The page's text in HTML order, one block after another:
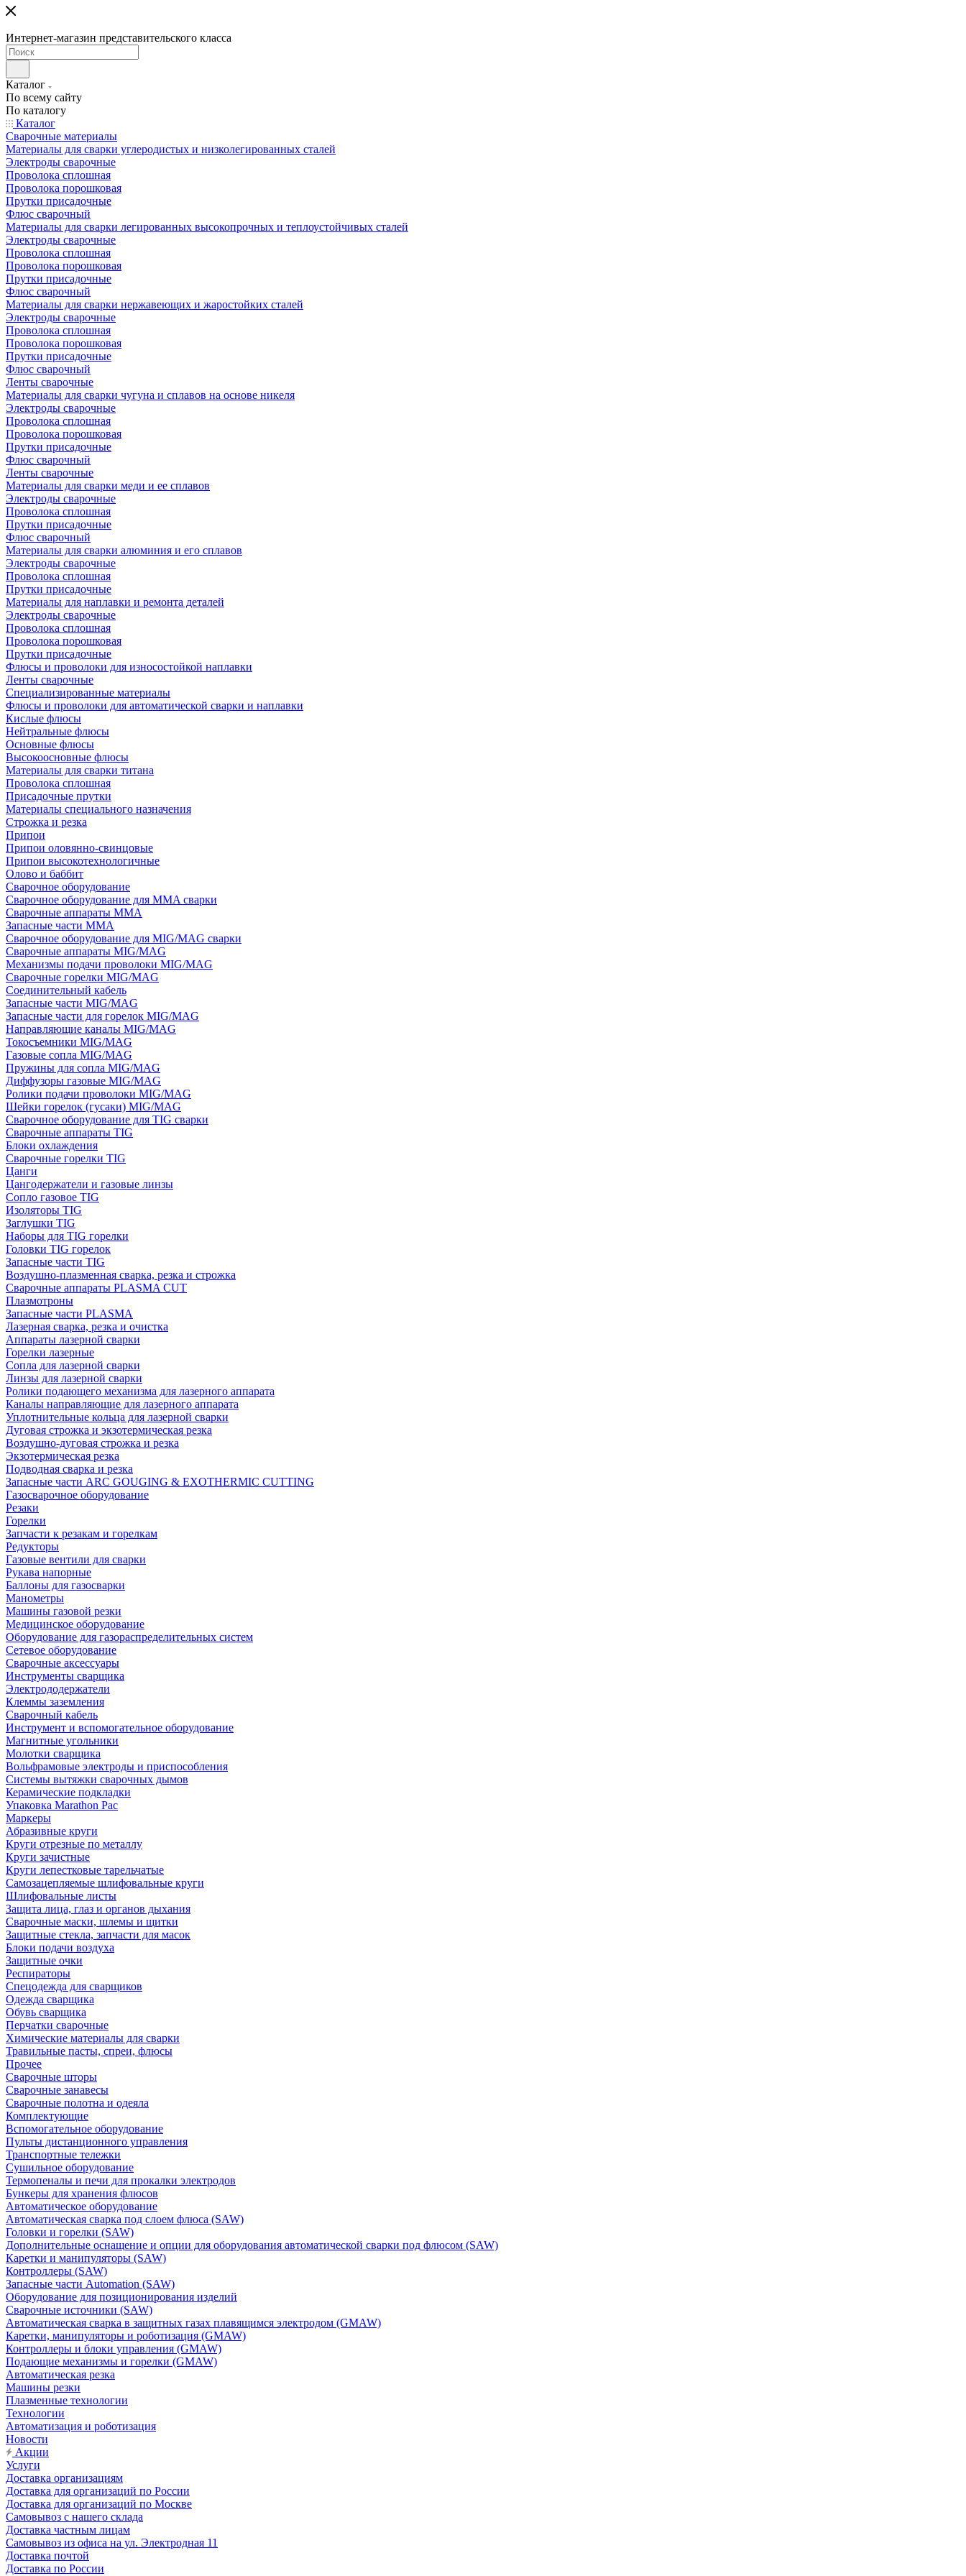
Интернет-магазин представительского класса
Каталог
По всему сайту
По каталогу
Каталог
Сварочные материалы
Материалы для сварки углеродистых и низколегированных сталей
Электроды сварочные
Проволока сплошная
Проволока порошковая
Прутки присадочные
Флюс сварочный
Материалы для сварки легированных высокопрочных и теплоустойчивых сталей
Электроды сварочные
Проволока сплошная
Проволока порошковая
Прутки присадочные
Флюс сварочный
Материалы для сварки нержавеющих и жаростойких сталей
Электроды сварочные
Проволока сплошная
Проволока порошковая
Прутки присадочные
Флюс сварочный
Ленты сварочные
Материалы для сварки чугуна и сплавов на основе никеля
Электроды сварочные
Проволока сплошная
Проволока порошковая
Прутки присадочные
Флюс сварочный
Ленты сварочные
Материалы для сварки меди и ее сплавов
Электроды сварочные
Проволока сплошная
Прутки присадочные
Флюс сварочный
Материалы для сварки алюминия и его сплавов
Электроды сварочные
Проволока сплошная
Прутки присадочные
Материалы для наплавки и ремонта деталей
Электроды сварочные
Проволока сплошная
Проволока порошковая
Прутки присадочные
Флюсы и проволоки для износостойкой наплавки
Ленты сварочные
Специализированные материалы
Флюсы и проволоки для автоматической сварки и наплавки
Кислые флюсы
Нейтральные флюсы
Основные флюсы
Высокоосновные флюсы
Материалы для сварки титана
Проволока сплошная
Присадочные прутки
Материалы специального назначения
Строжка и резка
Припои
Припои оловянно-свинцовые
Припои высокотехнологичные
Олово и баббит
Сварочное оборудование
Сварочное оборудование для MMA сварки
Сварочные аппараты MMA
Запасные части MMA
Сварочное оборудование для MIG/MAG сварки
Сварочные аппараты MIG/MAG
Механизмы подачи проволоки MIG/MAG
Сварочные горелки MIG/MAG
Соединительный кабель
Запасные части MIG/MAG
Запасные части для горелок MIG/MAG
Направляющие каналы MIG/MAG
Токосъемники MIG/MAG
Газовые сопла MIG/MAG
Пружины для сопла MIG/MAG
Диффузоры газовые MIG/MAG
Ролики подачи проволоки MIG/MAG
Шейки горелок (гусаки) MIG/MAG
Сварочное оборудование для TIG сварки
Сварочные аппараты TIG
Блоки охлаждения
Сварочные горелки TIG
Цанги
Цангодержатели и газовые линзы
Сопло газовое TIG
Изоляторы TIG
Заглушки TIG
Наборы для TIG горелки
Головки TIG горелок
Запасные части TIG
Воздушно-плазменная сварка, резка и строжка
Сварочные аппараты PLASMA CUT
Плазмотроны
Запасные части PLASMA
Лазерная сварка, резка и очистка
Аппараты лазерной сварки
Горелки лазерные
Сопла для лазерной сварки
Линзы для лазерной сварки
Ролики подающего механизма для лазерного аппарата
Каналы направляющие для лазерного аппарата
Уплотнительные кольца для лазерной сварки
Дуговая строжка и экзотермическая резка
Воздушно-дуговая строжка и резка
Экзотермическая резка
Подводная сварка и резка
Запасные части ARC GOUGING & EXOTHERMIC CUTTING
Газосварочное оборудование
Резаки
Горелки
Запчасти к резакам и горелкам
Редукторы
Газовые вентили для сварки
Рукава напорные
Баллоны для газосварки
Манометры
Машины газовой резки
Медицинское оборудование
Оборудование для газораспределительных систем
Сетевое оборудование
Сварочные аксессуары
Инструменты сварщика
Электрододержатели
Клеммы заземления
Сварочный кабель
Инструмент и вспомогательное оборудование
Магнитные угольники
Молотки сварщика
Вольфрамовые электроды и приспособления
Системы вытяжки сварочных дымов
Керамические подкладки
Упаковка Marathon Pac
Маркеры
Абразивные круги
Круги отрезные по металлу
Круги зачистные
Круги лепестковые тарельчатые
Самозацепляемые шлифовальные круги
Шлифовальные листы
Защита лица, глаз и органов дыхания
Сварочные маски, шлемы и щитки
Защитные стекла, запчасти для масок
Блоки подачи воздуха
Защитные очки
Респираторы
Спецодежда для сварщиков
Одежда сварщика
Обувь сварщика
Перчатки сварочные
Химические материалы для сварки
Травильные пасты, спреи, флюсы
Прочее
Сварочные шторы
Сварочные занавесы
Сварочные полотна и одеяла
Комплектующие
Вспомогательное оборудование
Пульты дистанционного управления
Транспортные тележки
Сушильное оборудование
Термопеналы и печи для прокалки электродов
Бункеры для хранения флюсов
Автоматическое оборудование
Автоматическая сварка под слоем флюса (SAW)
Головки и горелки (SAW)
Дополнительные оснащение и опции для оборудования автоматической сварки под флюсом (SAW)
Каретки и манипуляторы (SAW)
Контроллеры (SAW)
Запасные части Automation (SAW)
Оборудование для позиционирования изделий
Сварочные источники (SAW)
Автоматическая сварка в защитных газах плавящимся электродом (GMAW)
Каретки, манипуляторы и роботизация (GMAW)
Контроллеры и блоки управления (GMAW)
Подающие механизмы и горелки (GMAW)
Автоматическая резка
Машины резки
Плазменные технологии
Технологии
Автоматизация и роботизация
Новости
Акции
Услуги
Доставка организациям
Доставка для организаций по России
Доставка для организаций по Москве
Самовывоз с нашего склада
Доставка частным лицам
Самовывоз из офиса на ул. Электродная 11
Доставка почтой
Доставка по России